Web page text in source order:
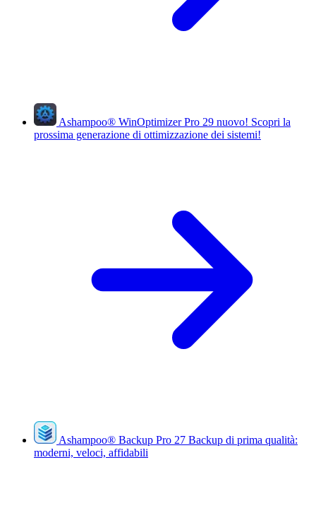
Ashampoo® WinOptimizer Pro 29 nuovo! Scopri la
prossima generazione di ottimizzazione dei sistemi!
Ashampoo® Backup Pro 27 Backup di prima qualità:
moderni, veloci, affidabili